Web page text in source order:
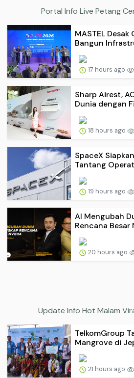
Portal Info Live Petang
MASTEL
Bangun
17 hours ago
Sharp Airest,
Dunia dengan
18 hours ago
SpaceX
Tantang
19 hours ago
AI Mengubah
Rencana Besar
20 hours ago
Update Info Hot Malam
TelkomGroup
Mangrove di
21 hours ago